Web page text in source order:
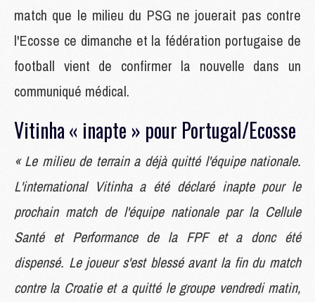
match que le milieu du PSG ne jouerait pas contre
l'Ecosse ce dimanche et la fédération portugaise de
football vient de confirmer la nouvelle dans un
communiqué médical.
Vitinha « inapte » pour Portugal/Ecosse
« Le milieu de terrain a déjà quitté l'équipe nationale.
L'international Vitinha a été déclaré inapte pour le
prochain match de l'équipe nationale par la Cellule
Santé et Performance de la FPF et a donc été
dispensé. Le joueur s'est blessé avant la fin du match
contre la Croatie et a quitté le groupe vendredi matin,